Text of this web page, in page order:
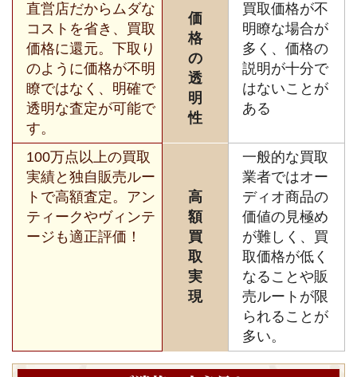
直営店だからムダな
コストを省き、買取
価格に還元。下取り
のように価格が不明
瞭ではなく、明確で
透明な査定が可能で
す。
価
格
の
透
明
性
買取価格が不
明瞭な場合が
多く、価格の
説明が十分で
はないことが
ある
100万点以上の買取
実績と独自販売ルー
トで高額査定。アン
ティークやヴィンテ
ージも適正評価！
高
額
買
取
実
現
一般的な買取
業者ではオー
ディオ商品の
価値の見極め
が難しく、買
取価格が低く
なることや販
売ルートが限
られることが
多い。